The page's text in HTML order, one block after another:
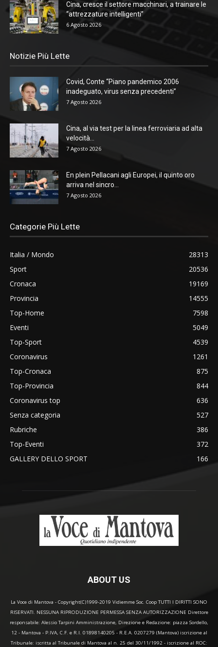
Cina, cresce il settore macchinari, a trainare le
“attrezzature intelligenti”
6 Agosto 2026
Notizie Più Lette
Covid, Conte “Piano pandemico 2006
inadeguato, virus senza precedenti”
7 Agosto 2026
Cina, al via test per la linea ferroviaria ad alta
velocità...
7 Agosto 2026
En plein Pellacani agli Europei, il quinto oro
arriva nel sincro...
7 Agosto 2026
Categorie Più Lette
Italia / Mondo
28313
Sport
20536
Cronaca
19169
Provincia
14555
Top-Home
7598
Eventi
5049
Top-Sport
4539
Coronavirus
1261
Top-Cronaca
875
Top-Provincia
844
Coronavirus top
636
Senza categoria
527
Rubriche
386
Top-Eventi
372
GALLERY DELLO SPORT
166
ABOUT US
La Voce di Mantova - Copyright(C)1999-2019 Vidiemme Soc. Coop TUTTI I DIRITTI SONO
RISERVATI. NESSUNA RIPRODUZIONE PERMESSA SENZA AUTORIZZAZIONE Direttore
responsabile: Alessio Tarpini Amministrazione, Direzione e Redazione: piazza Sordello,
12 - Mantova - P.IVA, C.F. e R.I. 01898140205 - R.E.A. 0207279 (Mantova) iscrizione al
Tribunale: iscritta al Tribunale di Mantova al n. 25 del 30/11/1992 - iscrizione al ROC: